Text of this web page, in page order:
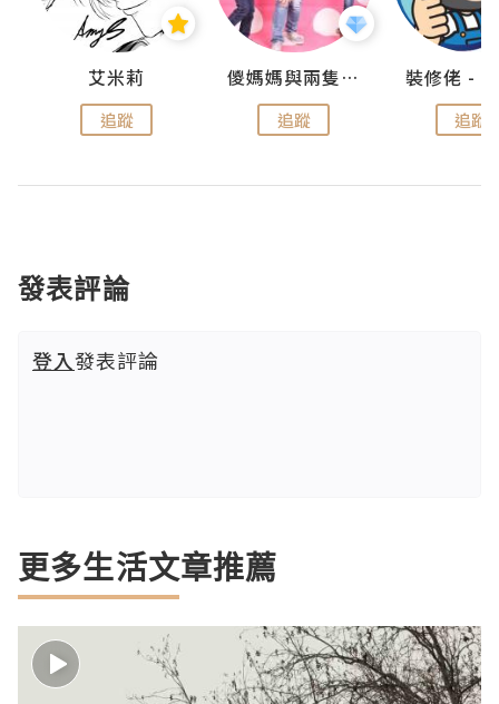
艾米莉
追蹤
儍媽媽與兩隻小魔怪之家
追蹤 追蹤
發表評論
登入發表評論
更多生活文章推薦